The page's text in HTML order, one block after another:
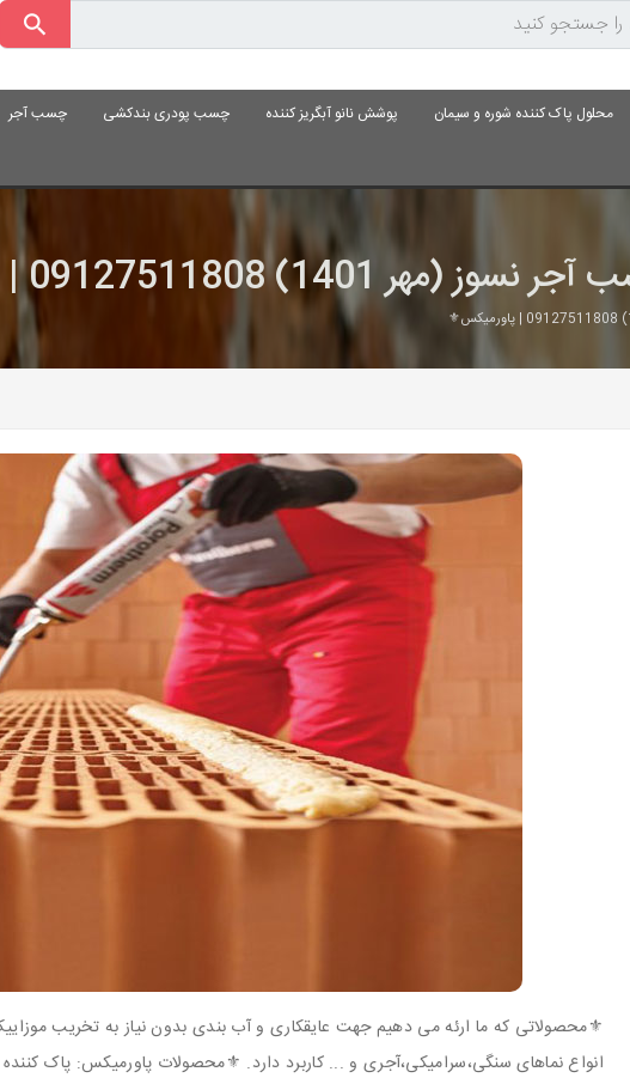
محلول پاک کننده شوره و سیمان پوشش نانو آبگریز کننده چسب پودری بندکشی چسب آجر
(مهر 1401) 09127511808 | پاورمیکس⚜️
⚜️محصولاتی که ما ارئه می دهیم جهت عایقکاری و آب بندی بدون نیاز به تخریب
انواع نماهای سنگی،سرامیکی،آجری و ... کاربرد دارد. ⚜️محصولات پاورمیکس: پاک